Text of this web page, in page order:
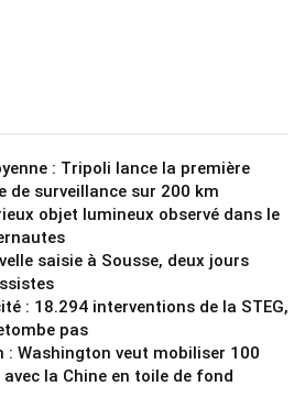
: Tripoli lance la première
de surveillance sur 200 km
objet lumineux observé dans le
saisie à Sousse, deux jours
: 18.294 interventions de la STEG,
pas
: Washington veut mobiliser 100
la Chine en toile de fond